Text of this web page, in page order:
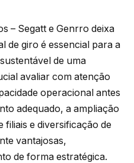
– Segatt e Genrro deixa
de giro é essencial para a
de uma
avaliar com atenção
operacional antes
adequado, a ampliação
e diversificação de
vantajosas,
de forma estratégica.